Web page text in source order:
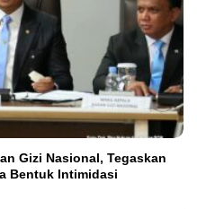
Gizi Nasional, Tegaskan
Bentuk Intimidasi